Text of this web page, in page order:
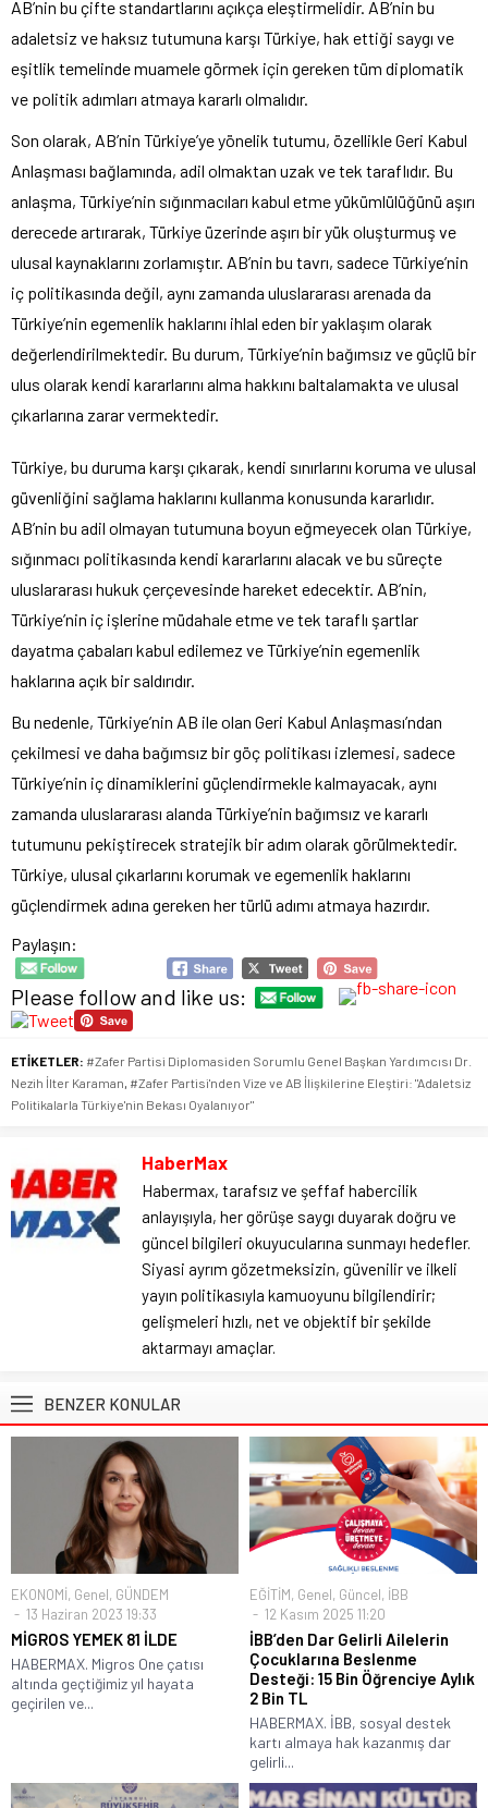
AB’nin bu çifte standartlarını açıkça eleştirmelidir. AB’nin bu
adaletsiz ve haksız tutumuna karşı Türkiye, hak ettiği saygı ve
eşitlik temelinde muamele görmek için gereken tüm diplomatik
ve politik adımları atmaya kararlı olmalıdır.
Son olarak, AB’nin Türkiye’ye yönelik tutumu, özellikle Geri Kabul
Anlaşması bağlamında, adil olmaktan uzak ve tek taraflıdır. Bu
anlaşma, Türkiye’nin sığınmacıları kabul etme yükümlülüğünü aşırı
derecede artırarak, Türkiye üzerinde aşırı bir yük oluşturmuş ve
ulusal kaynaklarını zorlamıştır. AB’nin bu tavrı, sadece Türkiye’nin
iç politikasında değil, aynı zamanda uluslararası arenada da
Türkiye’nin egemenlik haklarını ihlal eden bir yaklaşım olarak
değerlendirilmektedir. Bu durum, Türkiye’nin bağımsız ve güçlü bir
ulus olarak kendi kararlarını alma hakkını baltalamakta ve ulusal
çıkarlarına zarar vermektedir.
Türkiye, bu duruma karşı çıkarak, kendi sınırlarını koruma ve ulusal
güvenliğini sağlama haklarını kullanma konusunda kararlıdır.
AB’nin bu adil olmayan tutumuna boyun eğmeyecek olan Türkiye,
sığınmacı politikasında kendi kararlarını alacak ve bu süreçte
uluslararası hukuk çerçevesinde hareket edecektir. AB’nin,
Türkiye’nin iç işlerine müdahale etme ve tek taraflı şartlar
dayatma çabaları kabul edilemez ve Türkiye’nin egemenlik
haklarına açık bir saldırıdır.
Bu nedenle, Türkiye’nin AB ile olan Geri Kabul Anlaşması’ndan
çekilmesi ve daha bağımsız bir göç politikası izlemesi, sadece
Türkiye’nin iç dinamiklerini güçlendirmekle kalmayacak, aynı
zamanda uluslararası alanda Türkiye’nin bağımsız ve kararlı
tutumunu pekiştirecek stratejik bir adım olarak görülmektedir.
Türkiye, ulusal çıkarlarını korumak ve egemenlik haklarını
güçlendirmek adına gereken her türlü adımı atmaya hazırdır.
Paylaşın:
Please follow and like us:
ETİKETLER: #Zafer Partisi Diplomasiden Sorumlu Genel Başkan Yardımcısı Dr.
Nezih İlter Karaman, #Zafer Partisi'nden Vize ve AB İlişkilerine Eleştiri: "Adaletsiz
Politikalarla Türkiye'nin Bekası Oyalanıyor"
HaberMax
Habermax, tarafsız ve şeffaf habercilik
anlayışıyla, her görüşe saygı duyarak doğru ve
güncel bilgileri okuyucularına sunmayı hedefler.
Siyasi ayrım gözetmeksizin, güvenilir ve ilkeli
yayın politikasıyla kamuoyunu bilgilendirir;
gelişmeleri hızlı, net ve objektif bir şekilde
aktarmayı amaçlar.
BENZER KONULAR
EKONOMİ, Genel, GÜNDEM
13 Haziran 2023 19:33
MİGROS YEMEK 81 İLDE
HABERMAX. Migros One çatısı
altında geçtiğimiz yıl hayata
geçirilen ve...
EĞİTİM, Genel, Güncel, İBB
12 Kasım 2025 11:20
İBB’den Dar Gelirli Ailelerin
Çocuklarına Beslenme
Desteği: 15 Bin Öğrenciye Aylık
2 Bin TL
HABERMAX. İBB, sosyal destek
kartı almaya hak kazanmış dar
gelirli...